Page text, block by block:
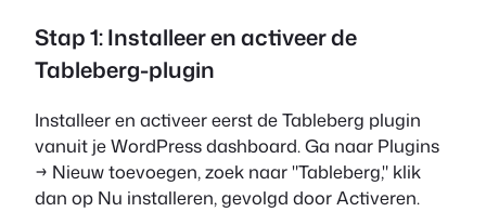
Stap 1: Installeer en activeer de
Tableberg-plugin
Installeer en activeer eerst de Tableberg plugin
vanuit je WordPress dashboard. Ga naar Plugins
→ Nieuw toevoegen, zoek naar "Tableberg," klik
dan op Nu installeren, gevolgd door Activeren.